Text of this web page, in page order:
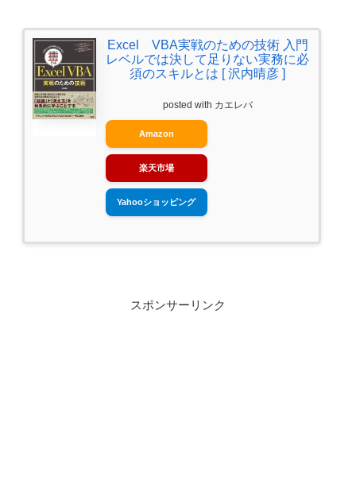
Excel VBA実戦のための技術 入門
レベルでは決して足りない実務に必
須のスキルとは [ 沢内晴彦 ]
posted with カエレバ
Amazon
楽天市場
Yahooショッピング
スポンサーリンク